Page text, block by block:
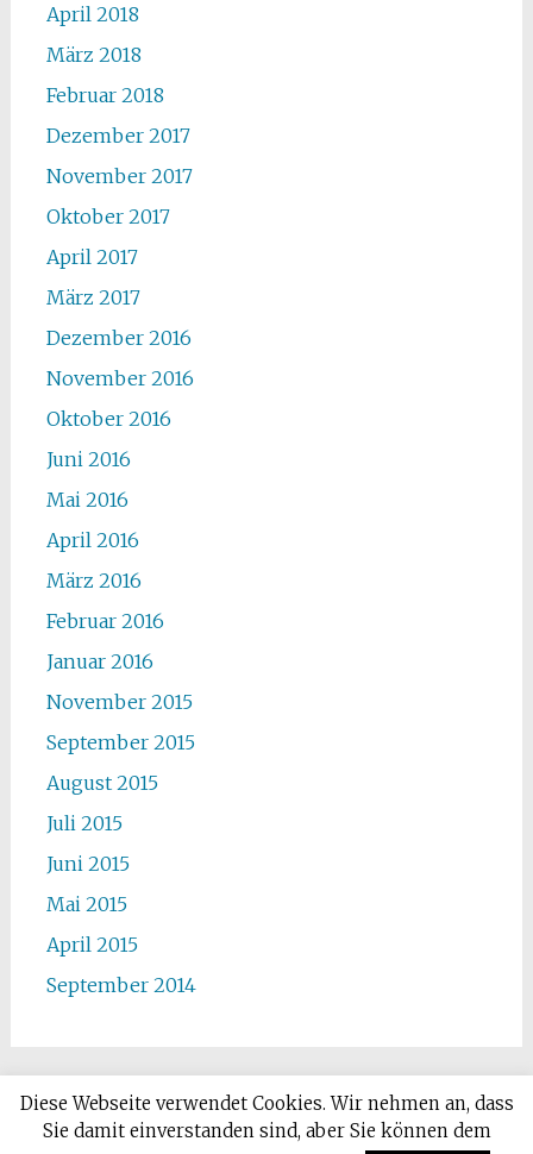
April 2018
März 2018
Februar 2018
Dezember 2017
November 2017
Oktober 2017
April 2017
März 2017
Dezember 2016
November 2016
Oktober 2016
Juni 2016
Mai 2016
April 2016
März 2016
Februar 2016
Januar 2016
November 2015
September 2015
August 2015
Juli 2015
Juni 2015
Mai 2015
April 2015
September 2014
Copyright © 2026Deutsch-Ukrainischer Kulturverein. Alle
Diese Webseite verwendet Cookies. Wir nehmen an, dass
Sie damit einverstanden sind, aber Sie können dem